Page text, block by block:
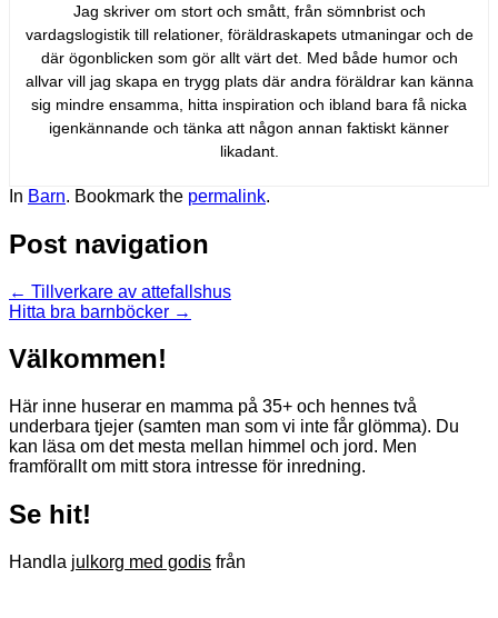
Jag skriver om stort och smått, från sömnbrist och
vardagslogistik till relationer, föräldraskapets utmaningar och de
där ögonblicken som gör allt värt det. Med både humor och
allvar vill jag skapa en trygg plats där andra föräldrar kan känna
sig mindre ensamma, hitta inspiration och ibland bara få nicka
igenkännande och tänka att någon annan faktiskt känner
likadant.
In Barn. Bookmark the permalink.
Post navigation
← Tillverkare av attefallshus
Hitta bra barnböcker →
Välkommen!
Här inne huserar en mamma på 35+ och hennes två
underbara tjejer (samten man som vi inte får glömma). Du
kan läsa om det mesta mellan himmel och jord. Men
framförallt om mitt stora intresse för inredning.
Se hit!
Handla julkorg med godis från